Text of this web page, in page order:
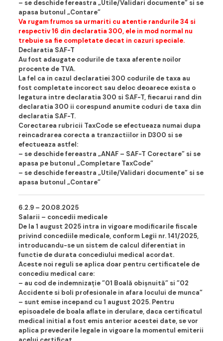
– se deschide fereastra „Utile/Validari documente” si se
apasa butonul „Contare”
Va rugam frumos sa urmariti cu atentie randurile 34 si
respectiv 16 din declaratia 300, ele in mod normal nu
trebuie sa fie completate decat in cazuri speciale.
Declaratia SAF-T
Au fost adaugate codurile de taxa aferente noilor
procente de TVA.
La fel ca in cazul declaratiei 300 codurile de taxa au
fost completate incorect sau deloc deoarece exista o
legatura intre declaratia 300 si SAF-T, fiecarui rand din
declaratia 300 ii corespund anumite coduri de taxa din
declaratia SAF-T.
Corectarea rubricii TaxCode se efectueaza numai dupa
reincadrarea corecta a tranzactiilor in D300 si se
efectueaza astfel:
– se deschide fereastra „ANAF – SAF-T Corectare” si se
apasa pe butonul „Completare TaxCode”
– se deschide fereastra „Utile/Validari documente” si se
apasa butonul „Contare”
6.2.9 – 20.08.2025
Salarii – concedii medicale
De la 1 august 2025 intra in vigoare modificarile fiscale
privind concediile medicale, conform Legii nr. 141/2025,
introducandu-se un sistem de calcul diferentiat in
functie de durata concediului medical acordat.
Aceste noi reguli se aplica doar pentru certificatele de
concediu medical care:
– au cod de indemnizație ”01 Boală obișnuită” si ”02
Accidente si boli profesionale in afara locului de munca”
– sunt emise incepand cu 1 august 2025. Pentru
episoadele de boala aflate in derulare, daca certificatul
medical initial a fost emis anterior acestei date, se vor
aplica prevederile legale in vigoare la momentul emiterii